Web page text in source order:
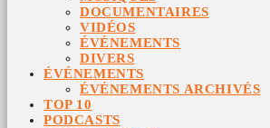
DOCUMENTAIRES
VIDÉOS
ÉVÉNEMENTS
DIVERS
ÉVÉNEMENTS
ÉVÉNEMENTS ARCHIVÉS
TOP 10
PODCASTS